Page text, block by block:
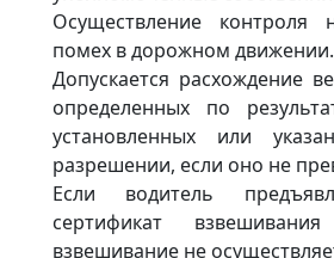
Осуществление контроля
помех в дорожном движении.
Допускается расхождение
определенных по
установленных или
разрешении, если оно не
Если водитель
сертификат
взвешивание не